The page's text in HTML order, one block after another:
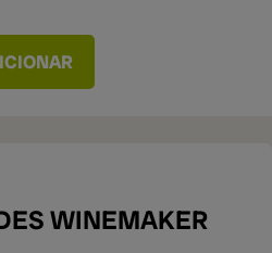
WINEMAKER